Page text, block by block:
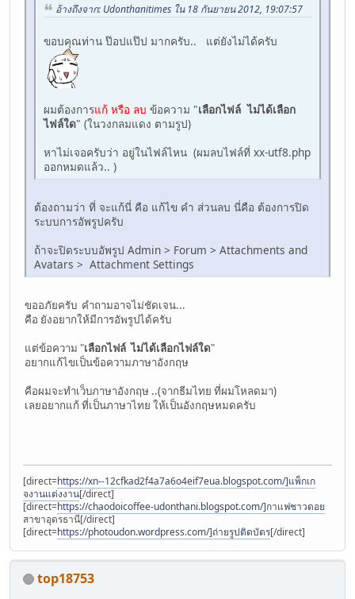
อ้างถึงจาก: Udonthanitimes ใน 18 กันยายน 2012, 19:07:57
ขอบคุณท่าน ป๊อปแป๊ป มากครับ.. แต่ยังไม่ได้ครับ
ผมต้องการแก้ หรือ ลบ ข้อความ "เลือกไฟล์ ไม่ได้เลือก
ไฟล์ใด" (ในวงกลมแดง ตามรูป)
หาไม่เจอครับว่า อยู่ในไฟล์ไหน (ผมลบไฟล์ที่ xx-utf8.php
ออกหมดแล้ว.. )
ต้องถามว่า ที่ จะแก้นี่ คือ แก้ไข คำ ส่วนลบ นี่คือ ต้องการปิด
ระบบการอัพรูปครับ
ถ้าจะปิดระบบอัพรูป Admin > Forum > Attachments and
Avatars > Attachment Settings
ขออภัยครับ คำถามอาจไม่ชัดเจน...
คือ ยังอยากให้มีการอัพรูปได้ครับ
แต่ข้อความ "เลือกไฟล์ ไม่ได้เลือกไฟล์ใด"
อยากแก้ไขเป็นข้อความภาษาอังกฤษ
คือผมจะทำเว็บภาษาอังกฤษ ..(จากธีมไทย ที่ผมโหลดมา)
เลยอยากแก้ ที่เป็นภาษาไทย ให้เป็นอังกฤษหมดครับ
[direct=https://xn--12cfkad2f4a7a6o4eif7eua.blogspot.com/]แพ็กเก
จงานแต่งงาน[/direct]
[direct=https://chaodoicoffee-udonthani.blogspot.com/]กาแฟชาวดอย
สาขาอุดรธานี[/direct]
[direct=https://photoudon.wordpress.com/]ถ่ายรูปติดบัตร[/direct]
top18753